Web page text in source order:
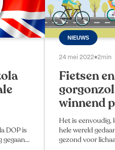
DOP is
gegaan
NIEUWS
24 mei 2022•2min
Fietsen en
winnend
Het is eenvoudig,
hele wereld
gezond voor